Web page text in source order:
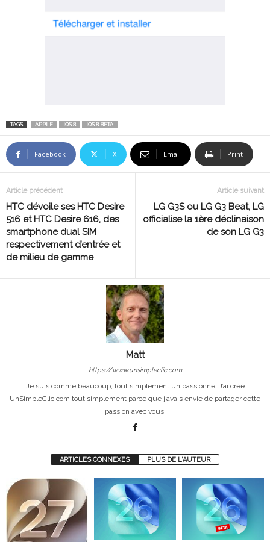
TAGS APPLE IOS 8 IOS 8 BETA
Facebook X Email Print
Article précédent
HTC dévoile ses HTC Desire
516 et HTC Desire 616, des
smartphone dual SIM
respectivement d’entrée et
de milieu de gamme
Article suivant
LG G3S ou LG G3 Beat, LG
officialise la 1ère déclinaison
de son LG G3
Matt
https://www.unsimpleclic.com
Je suis comme beaucoup, tout simplement un passionné. J’ai créé
UnSimpleClic.com tout simplement parce que j’avais envie de partager cette
passion avec vous.
ARTICLES CONNEXES PLUS DE L'AUTEUR